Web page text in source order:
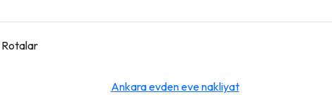
Rotalar
Ankara evden eve nakliyat